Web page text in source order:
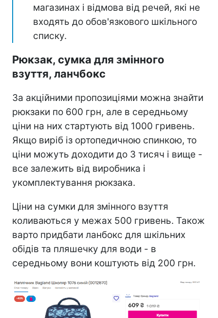
магазинах і відмова від речей, які не
входять до обов'язкового шкільного
списку.
Рюкзак, сумка для змінного
взуття, ланчбокс
За акційними пропозиціями можна знайти
рюкзаки по 600 грн, але в середньому
ціни на них стартують від 1000 гривень.
Якщо виріб із ортопедичною спинкою, то
ціни можуть доходити до 3 тисяч і вище -
все залежить від виробника і
укомплектування рюкзака.
Ціни на сумки для змінного взуття
коливаються у межах 500 гривень. Також
варто придбати ланбокс для шкільних
обідів та пляшечку для води - в
середньому вони коштують від 200 грн.